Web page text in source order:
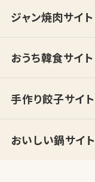
ジャン焼肉サイト
おうち韓食サイト
手作り餃子サイト
おいしい鍋サイト